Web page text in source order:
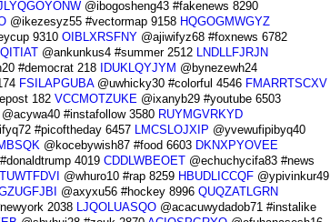
@ibogosheng43 #fakenews 8290
@ikezesyz55 #vectormap 9158 HQGOGMWGYZ
9310 OIBLXRSFNY@ajiwifyz68 #foxnews 6782
@ankunkus4 #summer 2512 LNDLLFJRJN
#democrat 218 IDUKLQYJYM @bynezewh24
FSILAPGUBA@uwhicky30 #colorful 4546 FMARRTSCXV
182 VCCMOTZUKE@ixanyb29 #youtube 6503
#instafollow 3580 RUYMGVRKYD
#picoftheday 6457 LMCSLOJXIP @yvewufipibyq40
@kocebywish87 #food 6603 DKNXPYOVEE
4019 CDDLWBEOET@echuchycifa83 #news
@whuro10 #rap 8259 HBUDLICCQF@ypivinkur49
@axyxu56 #hockey 8996 QUQZATLGRN
2038 LJQOLUASQO@acacuwydadob71 #instalike